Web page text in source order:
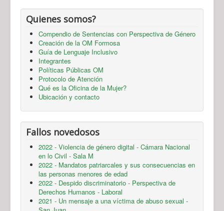
Quienes somos?
Compendio de Sentencias con Perspectiva de Género
Creación de la OM Formosa
Guía de Lenguaje Inclusivo
Integrantes
Políticas Públicas OM
Protocolo de Atención
Qué es la Oficina de la Mujer?
Ubicación y contacto
Fallos novedosos
2022 - Violencia de género digital - Cámara Nacional
en lo Civil - Sala M
2022 - Mandatos patriarcales y sus consecuencias en
las personas menores de edad
2022 - Despido discriminatorio - Perspectiva de
Derechos Humanos - Laboral
2021 - Un mensaje a una víctima de abuso sexual -